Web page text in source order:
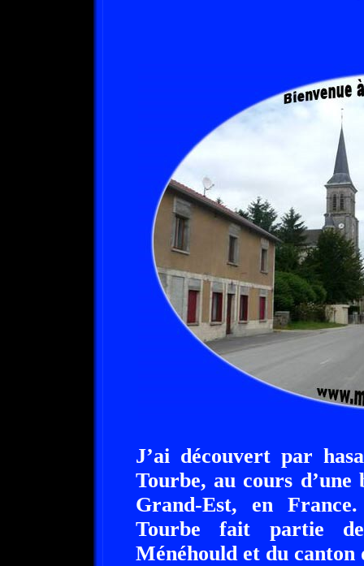
J’ai découvert par
Tourbe, au cours
Grand-Est, en
Tourbe fait partie de
Ménéhould et du